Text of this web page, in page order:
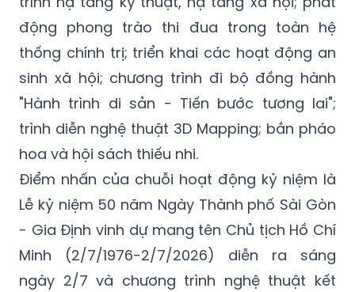
động phong trào thi đua trong toàn hệ
thống chính trị; triển khai các hoạt động an
sinh xã hội; chương trình đi bộ đồng hành
"Hành trình di sản - Tiến bước tương lai";
trình diễn nghệ thuật 3D Mapping; bắn pháo
hoa và hội sách thiếu nhi.
Điểm nhấn của chuỗi hoạt động kỷ niệm là
Lễ kỷ niệm 50 năm Ngày Thành phố Sài Gòn
- Gia Định vinh dự mang tên Chủ tịch Hồ Chí
Minh (2/7/1976-2/7/2026) diễn ra sáng
ngày 2/7 và chương trình nghệ thuật kết